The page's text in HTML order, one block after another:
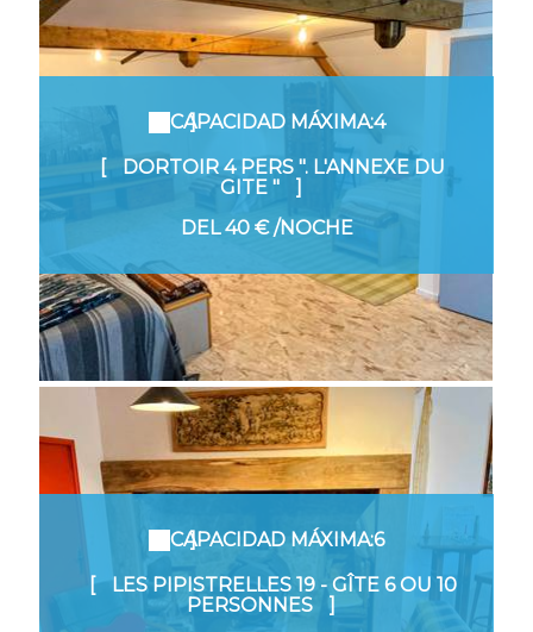
CAPACIDAD MÁXIMA:4
DORTOIR 4 PERS ". L'ANNEXE DU
GITE "
DEL40 €/NOCHE
CAPACIDAD MÁXIMA:6
LES PIPISTRELLES 19 - GÎTE 6 OU 10
PERSONNES